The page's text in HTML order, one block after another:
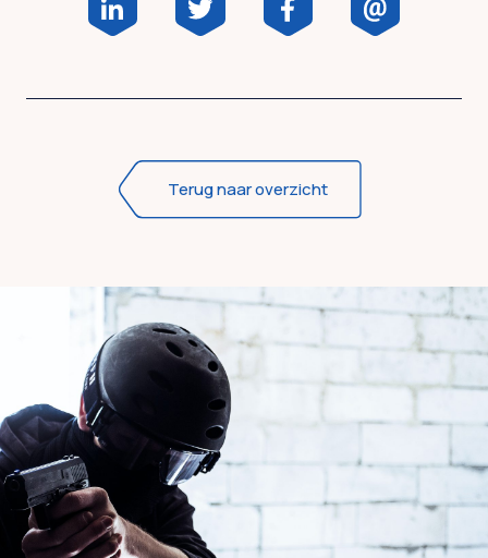
Terug naar overzicht